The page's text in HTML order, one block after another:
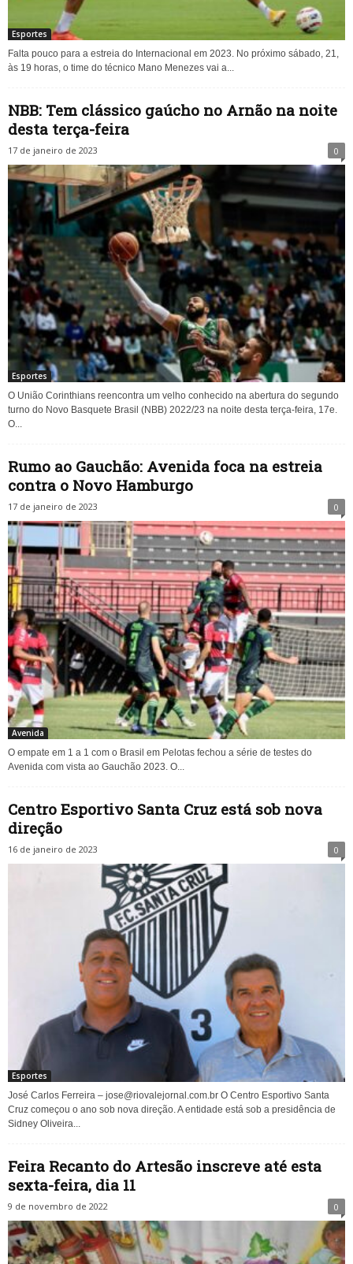
Esportes
Falta pouco para a estreia do Internacional em 2023. No próximo sábado, 21,
às 19 horas, o time do técnico Mano Menezes vai a...
NBB: Tem clássico gaúcho no Arnão na noite
desta terça-feira
17 de janeiro de 2023 0
Esportes
O União Corinthians reencontra um velho conhecido na abertura do segundo
turno do Novo Basquete Brasil (NBB) 2022/23 na noite desta terça-feira, 17e.
O...
Rumo ao Gauchão: Avenida foca na estreia
contra o Novo Hamburgo
17 de janeiro de 2023 0
Avenida
O empate em 1 a 1 com o Brasil em Pelotas fechou a série de testes do
Avenida com vista ao Gauchão 2023. O...
Centro Esportivo Santa Cruz está sob nova
direção
16 de janeiro de 2023 0
Esportes
José Carlos Ferreira – jose@riovalejornal.com.br O Centro Esportivo Santa
Cruz começou o ano sob nova direção. A entidade está sob a presidência de
Sidney Oliveira...
Feira Recanto do Artesão inscreve até esta
sexta-feira, dia 11
9 de novembro de 2022 0